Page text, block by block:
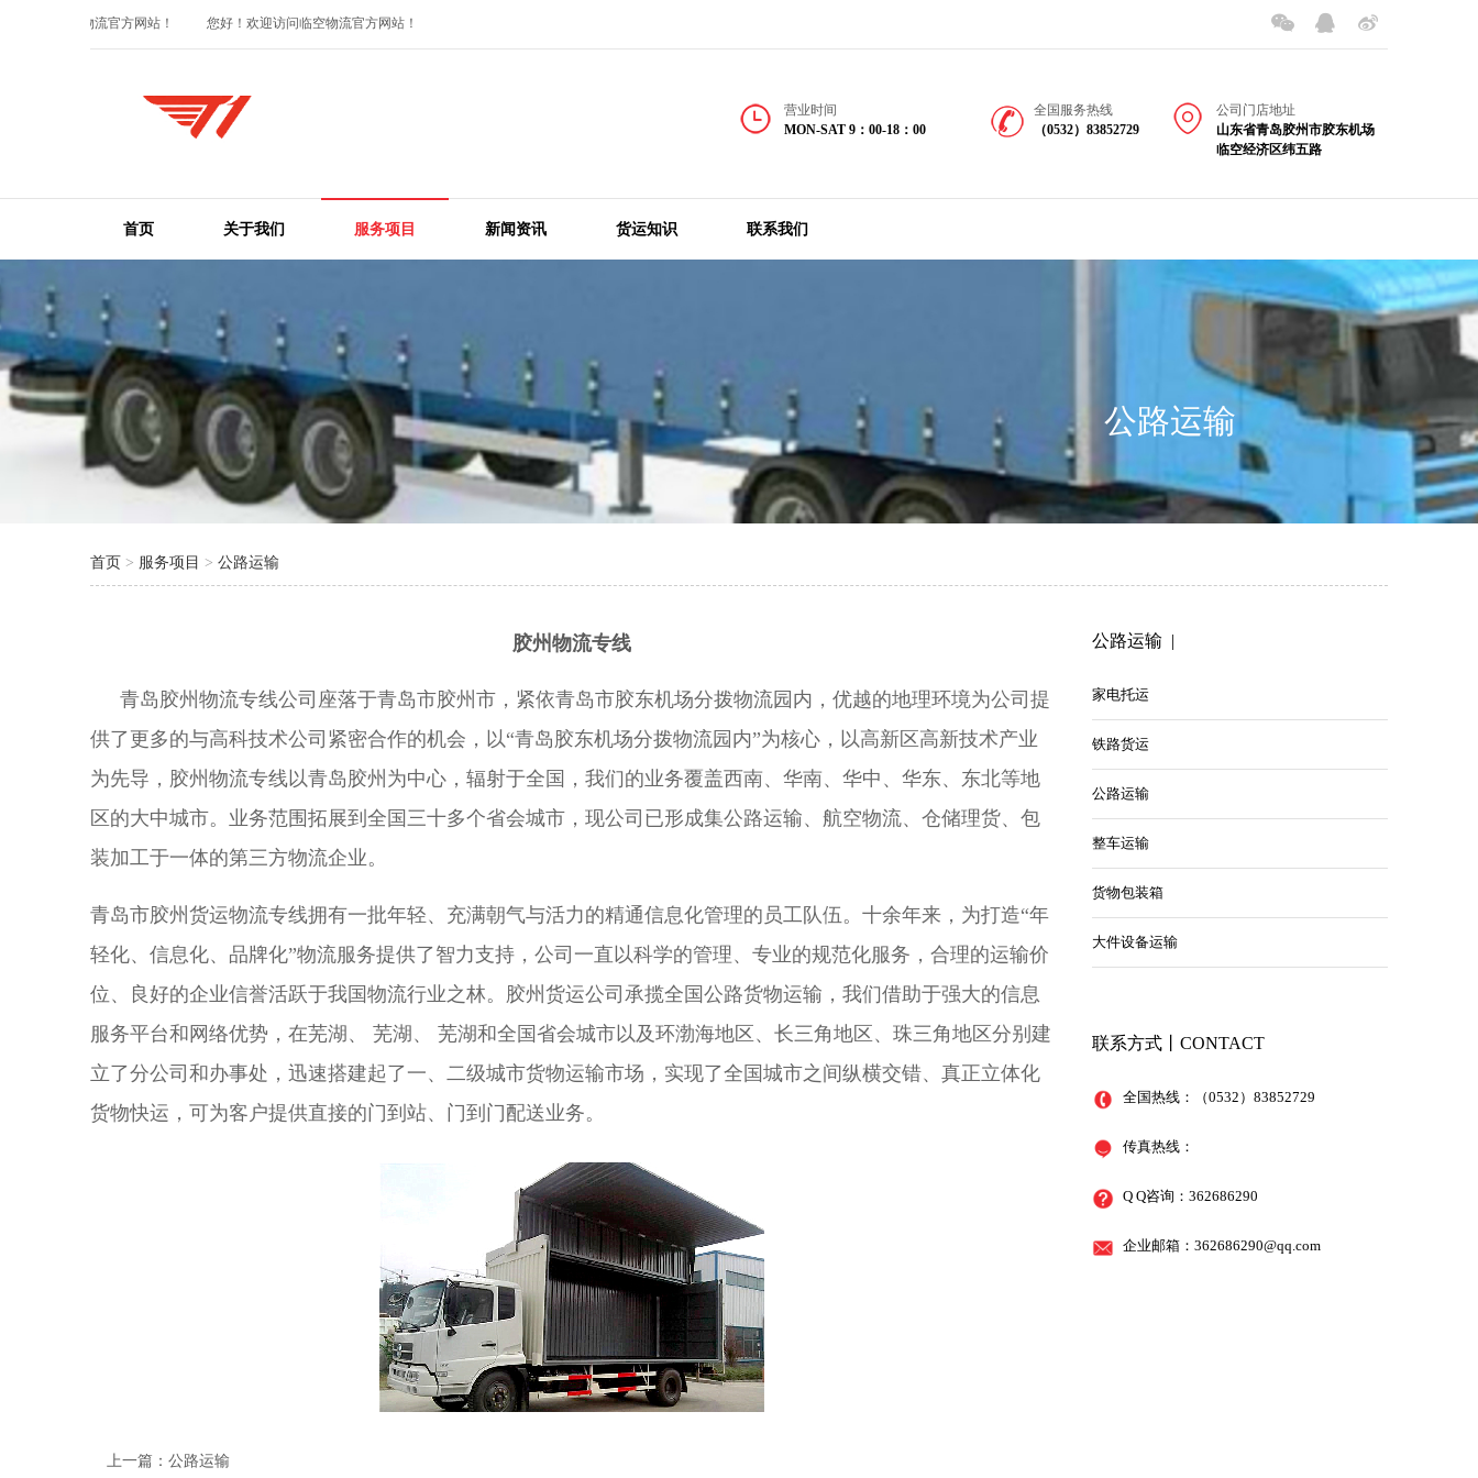
迎访问临空物流官方网站！ 您好！欢迎访问临空物流官方网站！
营业时间
MON-SAT 9：00-18：00
全国服务热线
（0532）83852729
公司门店地址
山东省青岛胶州市胶东机场
临空经济区纬五路
首页 关于我们 服务项目 新闻资讯 货运知识 联系我们
公路运输
首页 > 服务项目 > 公路运输
胶州物流专线
青岛胶州物流专线公司座落于青岛市胶州市，紧依青岛市胶东机场分拨物流园内，优越的地理环境为公司提
供了更多的与高科技术公司紧密合作的机会，以“青岛胶东机场分拨物流园内”为核心，以高新区高新技术产业
为先导，胶州物流专线以青岛胶州为中心，辐射于全国，我们的业务覆盖西南、华南、华中、华东、东北等地
区的大中城市。业务范围拓展到全国三十多个省会城市，现公司已形成集公路运输、航空物流、仓储理货、包
装加工于一体的第三方物流企业。
青岛市胶州货运物流专线拥有一批年轻、充满朝气与活力的精通信息化管理的员工队伍。十余年来，为打造“年
轻化、信息化、品牌化”物流服务提供了智力支持，公司一直以科学的管理、专业的规范化服务，合理的运输价
位、良好的企业信誉活跃于我国物流行业之林。胶州货运公司承揽全国公路货物运输，我们借助于强大的信息
服务平台和网络优势，在芜湖、 芜湖、 芜湖和全国省会城市以及环渤海地区、长三角地区、珠三角地区分别建
立了分公司和办事处，迅速搭建起了一、二级城市货物运输市场，实现了全国城市之间纵横交错、真正立体化
货物快运，可为客户提供直接的门到站、门到门配送业务。
上一篇：公路运输
公路运输 |
家电托运
铁路货运
公路运输
整车运输
货物包装箱
大件设备运输
联系方式丨CONTACT
全国热线：（0532）83852729
传真热线：
Q Q咨询：362686290
企业邮箱： 362686290@qq.com